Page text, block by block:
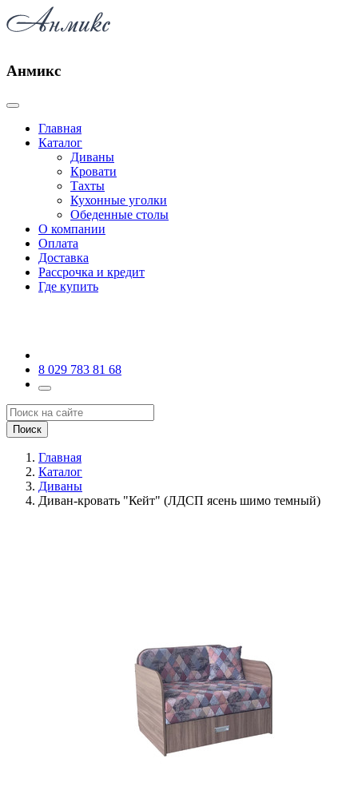
Анмикс
Главная
Каталог
Диваны
Кровати
Тахты
Кухонные уголки
Обеденные столы
О компании
Оплата
Доставка
Рассрочка и кредит
Где купить
8 029 783 81 68
Поиск
Главная
Каталог
Диваны
Диван-кровать "Кейт" (ЛДСП ясень шимо темный)